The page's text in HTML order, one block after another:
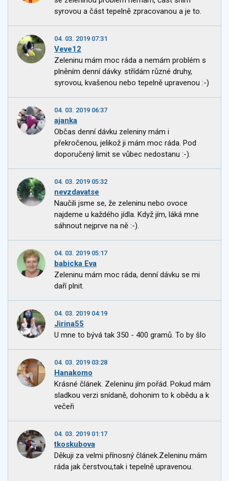
syrovou a část tepelně zpracovanou a je to.
04. 03. 2019 07:31
Veve12
Zeleninu mám moc ráda a nemám problém s
plněním denní dávky. střídám různé druhy,
syrovou, kvašenou nebo tepelně upravenou :-)
04. 03. 2019 06:37
ajanka
Občas denní dávku zeleniny mám i
překročenou, jelikož ji mám moc ráda. Pod
doporučený limit se vůbec nedostanu :-).
04. 03. 2019 05:32
nevzdavatse
Naučili jsme se, že zeleninu nebo ovoce
najdeme u každého jídla. Když jím, láká mne
sáhnout nejprve na ně :-).
04. 03. 2019 05:17
babicka Eva
Zeleninu mám moc ráda, denní dávku se mi
daří plnit.
04. 03. 2019 04:19
Jirina55
U mne to bývá tak 350 - 400 gramů. To by šlo
04. 03. 2019 03:28
Hanakomo
Krásné článek. Zeleninu jím pořád. Pokud mám
sladkou verzi snídaně, dohonim to k obědu a k
večeři
04. 03. 2019 01:17
tkoskubova
Děkuji za velmi přínosný článek.Zeleninu mám
ráda jak čerstvou,tak i tepelně upravenou.